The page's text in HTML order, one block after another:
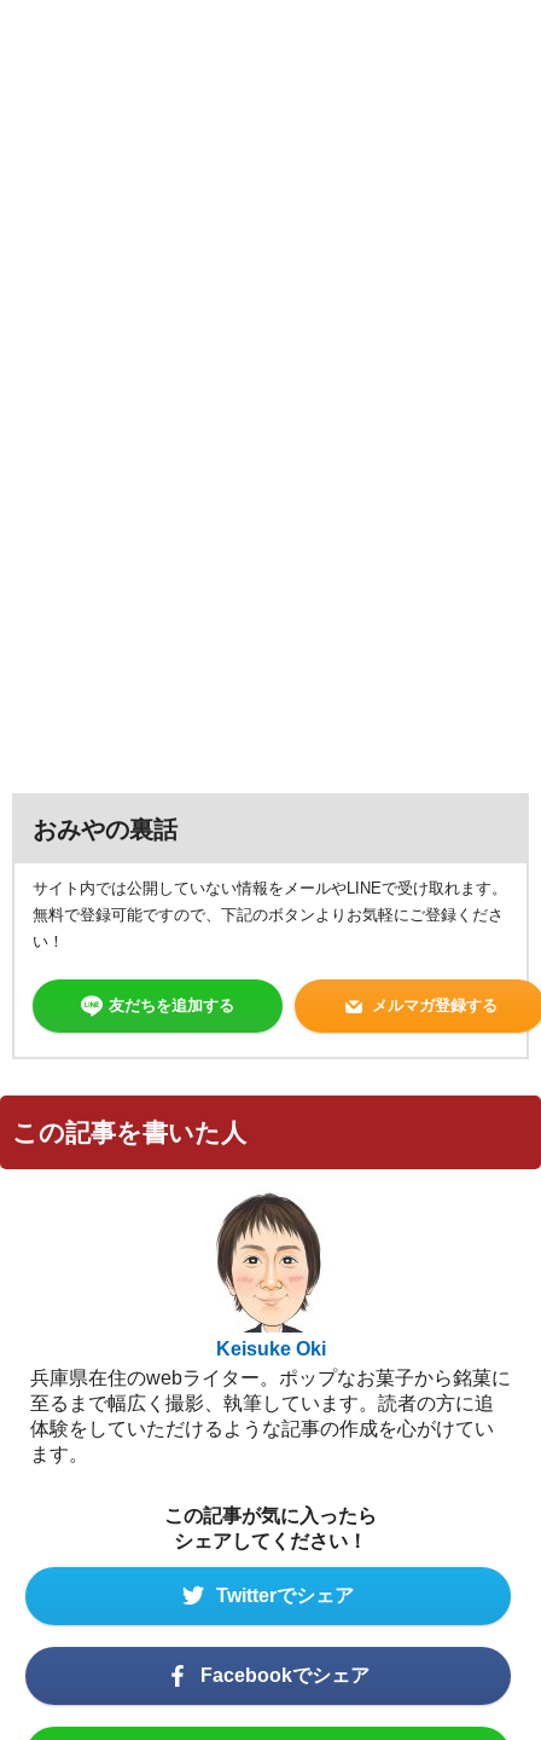
おみやの裏話
サイト内では公開していない情報をメールやLINEで受け取れます。
無料で登録可能ですので、下記のボタンよりお気軽にご登録くださ
い！
友だちを追加する メルマガ登録する
この記事を書いた人
Keisuke Oki
兵庫県在住のwebライター。ポップなお菓子から銘菓に
至るまで幅広く撮影、執筆しています。読者の方に追
体験をしていただけるような記事の作成を心がけてい
ます。
この記事が気に入ったら
シェアしてください！
Twitterでシェア
Facebookでシェア